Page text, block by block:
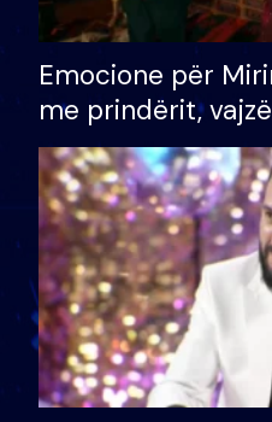
Emocione për
me prindërit,
bashkëshorten:
divorci apo jo?